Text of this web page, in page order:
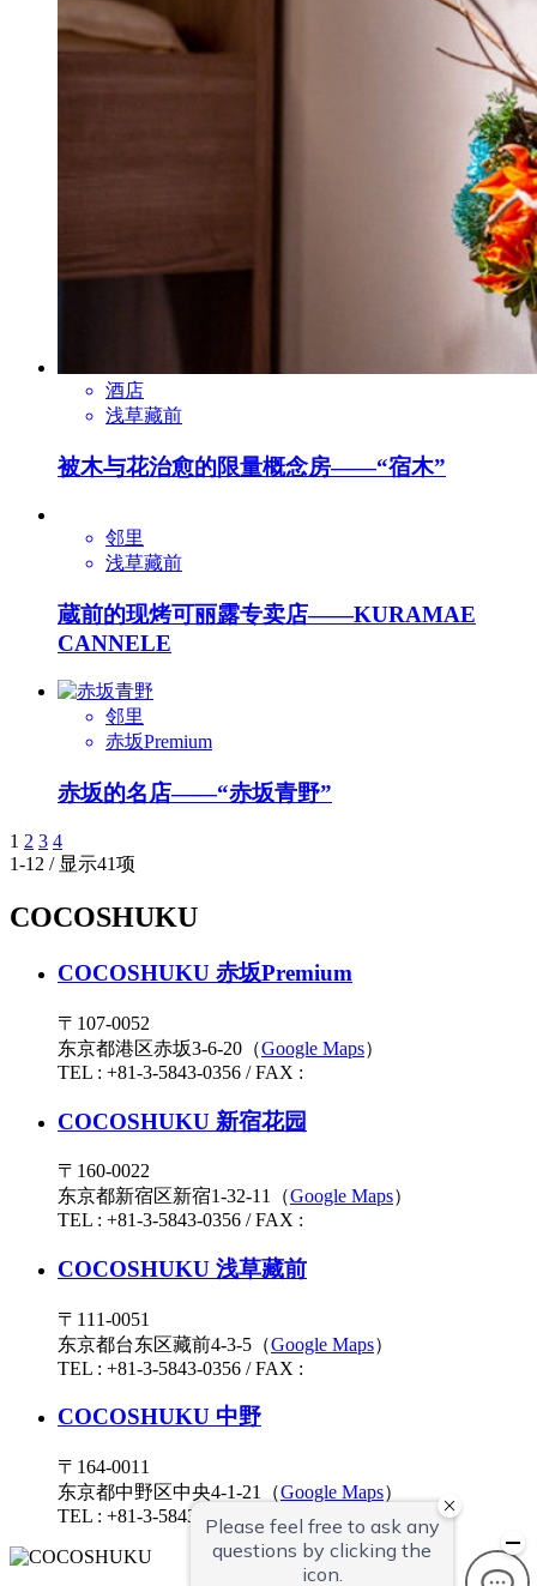
酒店
浅草藏前
被木与花治愈的限量概念房——“宿木”
邻里
浅草藏前
蔵前的现烤可丽露专卖店——KURAMAE
CANNELE
邻里
赤坂Premium
赤坂的名店——“赤坂青野”
1 2 3 4
1-12 / 显示41项
COCOSHUKU
COCOSHUKU 赤坂Premium
〒107-0052
东京都港区赤坂3-6-20（Google Maps）
TEL : +81-3-5843-0356 / FAX :
COCOSHUKU 新宿花园
〒160-0022
东京都新宿区新宿1-32-11（Google Maps）
TEL : +81-3-5843-0356 / FAX :
COCOSHUKU 浅草藏前
〒111-0051
东京都台东区藏前4-3-5（Google Maps）
TEL : +81-3-5843-0356 / FAX :
COCOSHUKU 中野
〒164-0011
东京都中野区中央4-1-21（Google Maps）
TEL : +81-3-5843-0356 / FAX : +81-3-5843-0285